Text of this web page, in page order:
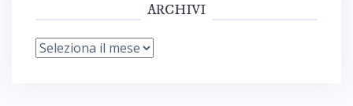
ARCHIVI
Archivi